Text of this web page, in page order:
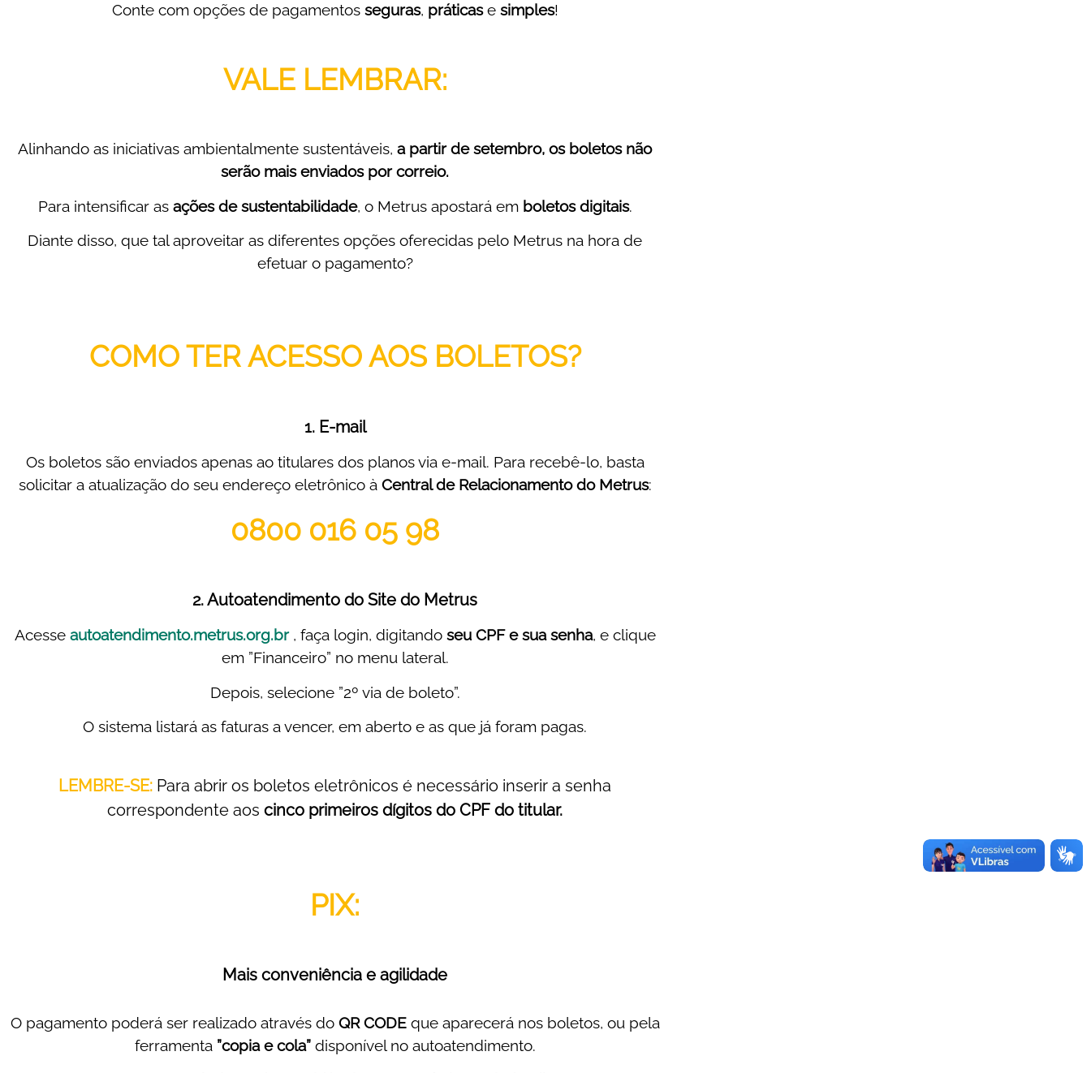
Conte com opções de pagamentos seguras, práticase simples!
VALE LEMBRAR:
Alinhando as iniciativas ambientalmente sustentáveis, a partir de setembro, os boletos não
serão mais enviados por correio.
Para intensificar as ações de sustentabilidade, o Metrus apostará em boletos digitais.
Diante disso, que tal aproveitar as diferentes opções oferecidas pelo Metrus na hora de
efetuar o pagamento?
COMO TER ACESSO AOS BOLETOS?
1. E-mail
Os boletos são enviados apenas ao titulares dos planos via e-mail. Para recebê-lo, basta
solicitar a atualização do seu endereço eletrônico à Central de Relacionamento do Metrus:
0800 016 05 98
2. Autoatendimento do Site do Metrus
Acesse autoatendimento.metrus.org.br , faça login, digitando seu CPF e sua senha, e clique
em ”Financeiro” no menu lateral.
Depois, selecione ”2º via de boleto”.
O sistema listará as faturas a vencer, em aberto e as que já foram pagas.
LEMBRE-SE: Para abrir os boletos eletrônicos é necessário inserir a senha
correspondente aos cinco primeiros dígitos do CPF do titular.
PIX:
Mais conveniência e agilidade
O pagamento poderá ser realizado através do QR CODEque aparecerá nos boletos, ou pela
ferramenta ”copia e cola”disponível no autoatendimento.